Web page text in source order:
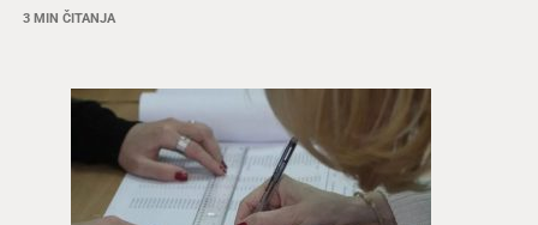
3 MIN ČITANJA